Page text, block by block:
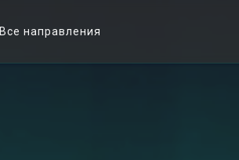
Все направления